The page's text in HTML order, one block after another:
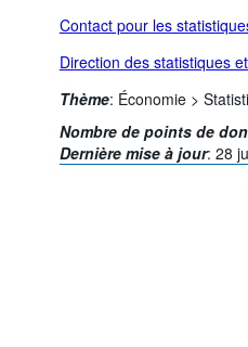
Contact pour les
Direction des statistiques
Thème: Économie >
Nombre de points de
Dernière mise à jour: 28